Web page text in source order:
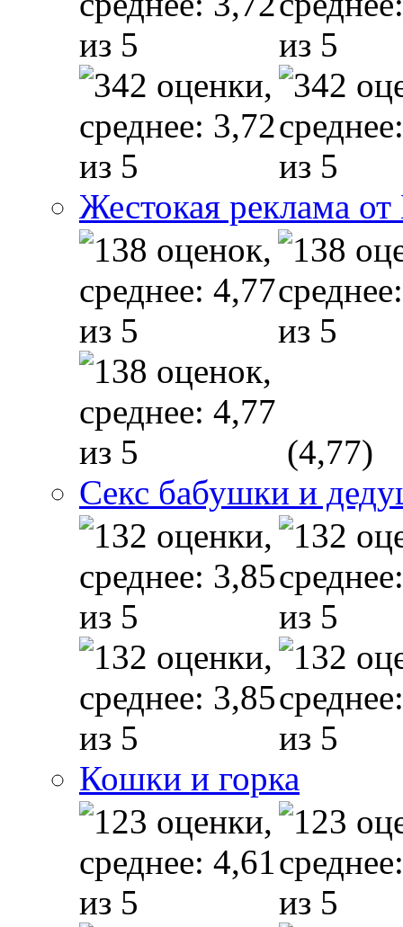
Жестокая реклама
(4,77)
Секс бабушки и
Кошки и горка